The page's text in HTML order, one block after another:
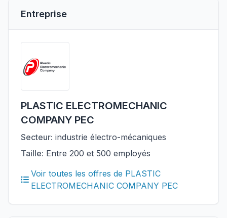
Entreprise
PLASTIC ELECTROMECHANIC
COMPANY PEC
Secteur: industrie électro-mécaniques
Taille: Entre 200 et 500 employés
Voir toutes les offres de PLASTIC
ELECTROMECHANIC COMPANY PEC